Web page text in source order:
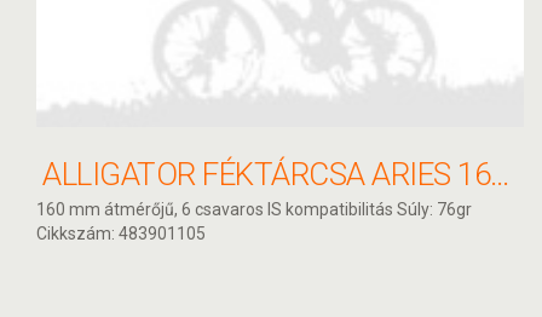
ALLIGATOR FÉKTÁRCSA ARIES 160MM HKR21
160 mm átmérőjű, 6 csavaros IS kompatibilitás Súly: 76gr
Cikkszám: 483901105